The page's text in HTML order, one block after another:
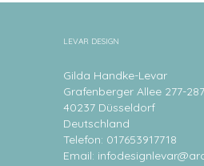
LEVAR DESIGN
Gilda Handke-Levar
Grafenberger Allee 277-287
40237 Düsseldorf
Deutschland
Telefon: 017653917718
Email: